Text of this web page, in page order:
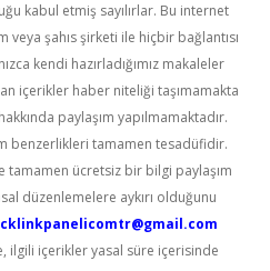
kabul etmiş sayılırlar. Bu internet
şahıs şirketi ile hiçbir bağlantısı
kendi hazırladığımız makaleler
içerikler haber niteliği taşımamakta
paylaşım yapılmamaktadır.
benzerlikleri tamamen tesadüfidir.
tamamen ücretsiz bir bilgi paylaşım
düzenlemelere aykırı olduğunu
ilgili içerikler yasal süre içerisinde